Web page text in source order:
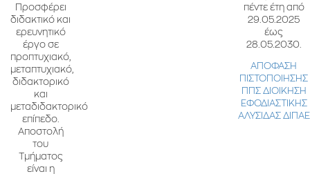
Προσφέρει
διδακτικό και
ερευνητικό
έργο σε
προπτυχιακό,
μεταπτυχιακό,
διδακτορικό
και
μεταδιδακτορικό
επίπεδο.
Αποστολή
του
Τμήματος
είναι η
πέντε έτη από
29.05.2025
έως
28.05.2030.
ΑΠΟΦΑΣΗ
ΠΙΣΤΟΠΟΙΗΣΗΣ
ΠΠΣ ΔΙΟΙΚΗΣΗ
ΕΦΟΔΙΑΣΤΙΚΗΣ
ΑΛΥΣΙΔΑΣ ΔΙΠΑΕ